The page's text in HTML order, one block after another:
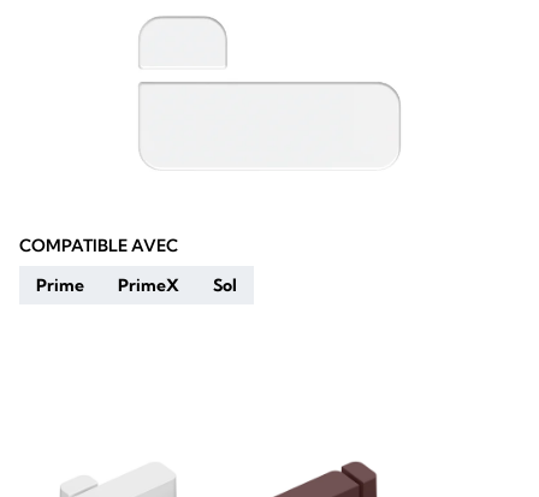
COMPATIBLE AVEC
Prime
PrimeX Sol